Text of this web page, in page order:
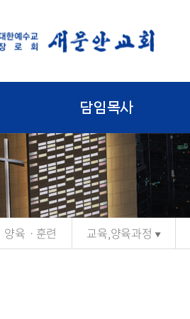
담임목사
양육ㆍ훈련 교육,양육과정